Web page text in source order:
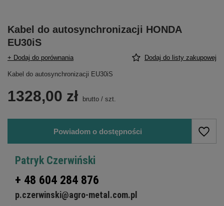
Kabel do autosynchronizacji HONDA
EU30iS
+ Dodaj do porównania Dodaj do listy zakupowej
Kabel do autosynchronizacji EU30iS
1328,00 zł brutto / szt.
Powiadom o dostępności
Patryk Czerwiński
+ 48 604 284 876
p.czerwinski@agro-metal.com.pl